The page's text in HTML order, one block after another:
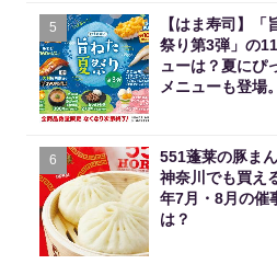
5
【はま寿司】「
祭り第3弾」の
ューは？夏にぴ
メニューも登場。
6
551蓬莱の豚ま
神奈川でも買え
年7月・8月の催
は？